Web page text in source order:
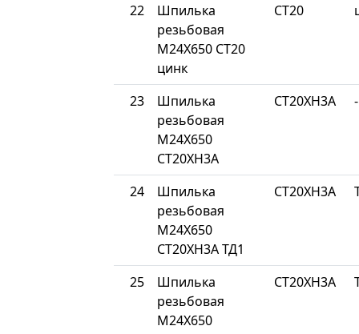
22
Шпилька
резьбовая
М24Х650 СТ20
цинк
СТ20
23
Шпилька
резьбовая
М24Х650
СТ20ХН3А
СТ20ХН3А -
24
Шпилька
резьбовая
М24Х650
СТ20ХН3А ТД1
СТ20ХН3А
25
Шпилька
резьбовая
М24Х650
СТ20ХН3А